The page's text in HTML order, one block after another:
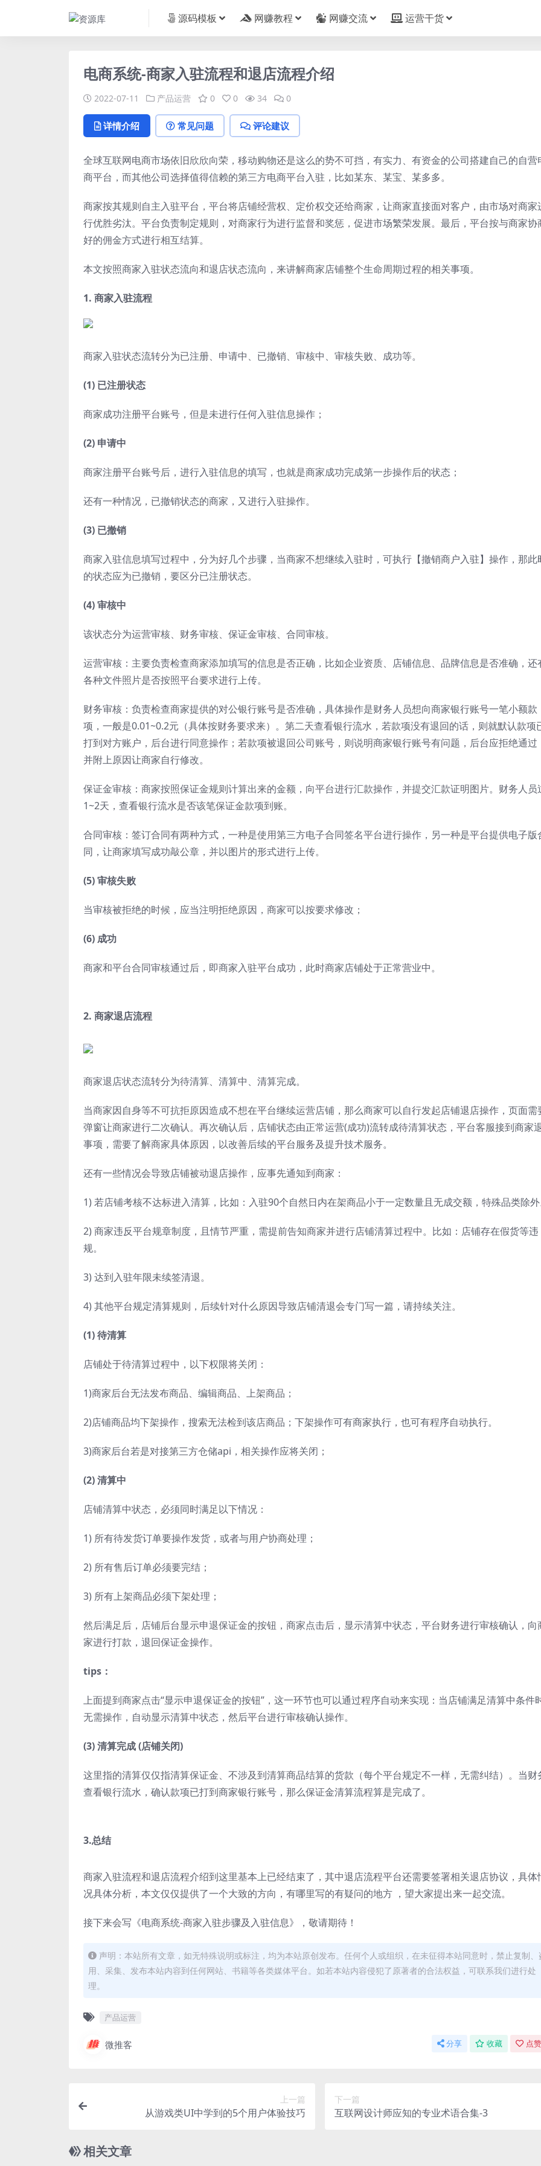
源码模板 网赚教程 网赚交流 运营干货
电商系统-商家入驻流程和退店流程介绍
2022-07-11 产品运营 0 0 34 0
详情介绍 常见问题 评论建议
全球互联网电商市场依旧欣欣向荣，移动购物还是这么的势不可挡，有实力、有资金的公司搭建自己的自营
商平台，而其他公司选择值得信赖的第三方电商平台入驻，比如某东、某宝、某多多。
商家按其规则自主入驻平台，平台将店铺经营权、定价权交还给商家，让商家直接面对客户，由市场对商家
行优胜劣汰。平台负责制定规则，对商家行为进行监督和奖惩，促进市场繁荣发展。最后，平台按与商家协
好的佣金方式进行相互结算。
本文按照商家入驻状态流向和退店状态流向，来讲解商家店铺整个生命周期过程的相关事项。
1. 商家入驻流程
商家入驻状态流转分为已注册、申请中、已撤销、审核中、审核失败、成功等。
(1) 已注册状态
商家成功注册平台账号，但是未进行任何入驻信息操作；
(2) 申请中
商家注册平台账号后，进行入驻信息的填写，也就是商家成功完成第一步操作后的状态；
还有一种情况，已撤销状态的商家，又进行入驻操作。
(3) 已撤销
商家入驻信息填写过程中，分为好几个步骤，当商家不想继续入驻时，可执行【撤销商户入驻】操作，那此
的状态应为已撤销，要区分已注册状态。
(4) 审核中
该状态分为运营审核、财务审核、保证金审核、合同审核。
运营审核：主要负责检查商家添加填写的信息是否正确，比如企业资质、店铺信息、品牌信息是否准确，还
各种文件照片是否按照平台要求进行上传。
财务审核：负责检查商家提供的对公银行账号是否准确，具体操作是财务人员想向商家银行账号一笔小额款
项，一般是0.01~0.2元（具体按财务要求来）。第二天查看银行流水，若款项没有退回的话，则就默认款项
打到对方账户，后台进行同意操作；若款项被退回公司账号，则说明商家银行账号有问题，后台应拒绝通过
并附上原因让商家自行修改。
保证金审核：商家按照保证金规则计算出来的金额，向平台进行汇款操作，并提交汇款证明图片。财务人员
1~2天，查看银行流水是否该笔保证金款项到账。
合同审核：签订合同有两种方式，一种是使用第三方电子合同签名平台进行操作，另一种是平台提供电子版
同，让商家填写成功敲公章，并以图片的形式进行上传。
(5) 审核失败
当审核被拒绝的时候，应当注明拒绝原因，商家可以按要求修改；
(6) 成功
商家和平台合同审核通过后，即商家入驻平台成功，此时商家店铺处于正常营业中。
2. 商家退店流程
商家退店状态流转分为待清算、清算中、清算完成。
当商家因自身等不可抗拒原因造成不想在平台继续运营店铺，那么商家可以自行发起店铺退店操作，页面需
弹窗让商家进行二次确认。再次确认后，店铺状态由正常运营(成功)流转成待清算状态，平台客服接到商家
事项，需要了解商家具体原因，以改善后续的平台服务及提升技术服务。
还有一些情况会导致店铺被动退店操作，应事先通知到商家：
1) 若店铺考核不达标进入清算，比如：入驻90个自然日内在架商品小于一定数量且无成交额，特殊品类除
2) 商家违反平台规章制度，且情节严重，需提前告知商家并进行店铺清算过程中。比如：店铺存在假货等违
规。
3) 达到入驻年限未续签清退。
4) 其他平台规定清算规则，后续针对什么原因导致店铺清退会专门写一篇，请持续关注。
(1) 待清算
店铺处于待清算过程中，以下权限将关闭：
1)商家后台无法发布商品、编辑商品、上架商品；
2)店铺商品均下架操作，搜索无法检到该店商品；下架操作可有商家执行，也可有程序自动执行。
3)商家后台若是对接第三方仓储api，相关操作应将关闭；
(2) 清算中
店铺清算中状态，必须同时满足以下情况：
1) 所有待发货订单要操作发货，或者与用户协商处理；
2) 所有售后订单必须要完结；
3) 所有上架商品必须下架处理；
然后满足后，店铺后台显示申退保证金的按钮，商家点击后，显示清算中状态，平台财务进行审核确认，向
家进行打款，退回保证金操作。
tips：
上面提到商家点击“显示申退保证金的按钮”，这一环节也可以通过程序自动来实现：当店铺满足清算中条件
无需操作，自动显示清算中状态，然后平台进行审核确认操作。
(3) 清算完成 (店铺关闭)
这里指的清算仅仅指清算保证金、不涉及到清算商品结算的货款（每个平台规定不一样，无需纠结）。当财
查看银行流水，确认款项已打到商家银行账号，那么保证金清算流程算是完成了。
3.总结
商家入驻流程和退店流程介绍到这里基本上已经结束了，其中退店流程平台还需要签署相关退店协议，具体
况具体分析，本文仅仅提供了一个大致的方向，有哪里写的有疑问的地方 ，望大家提出来一起交流。
接下来会写《电商系统-商家入驻步骤及入驻信息》，敬请期待！
声明：本站所有文章，如无特殊说明或标注，均为本站原创发布。任何个人或组织，在未征得本站同意时，禁止复制、
用、采集、发布本站内容到任何网站、书籍等各类媒体平台。如若本站内容侵犯了原著者的合法权益，可联系我们进行处
理。
产品运营
微推客 分享 收藏 点
上一篇
从游戏类UI中学到的5个用户体验技巧
下一篇
互联网设计师应知的专业术语合集-3
相关文章